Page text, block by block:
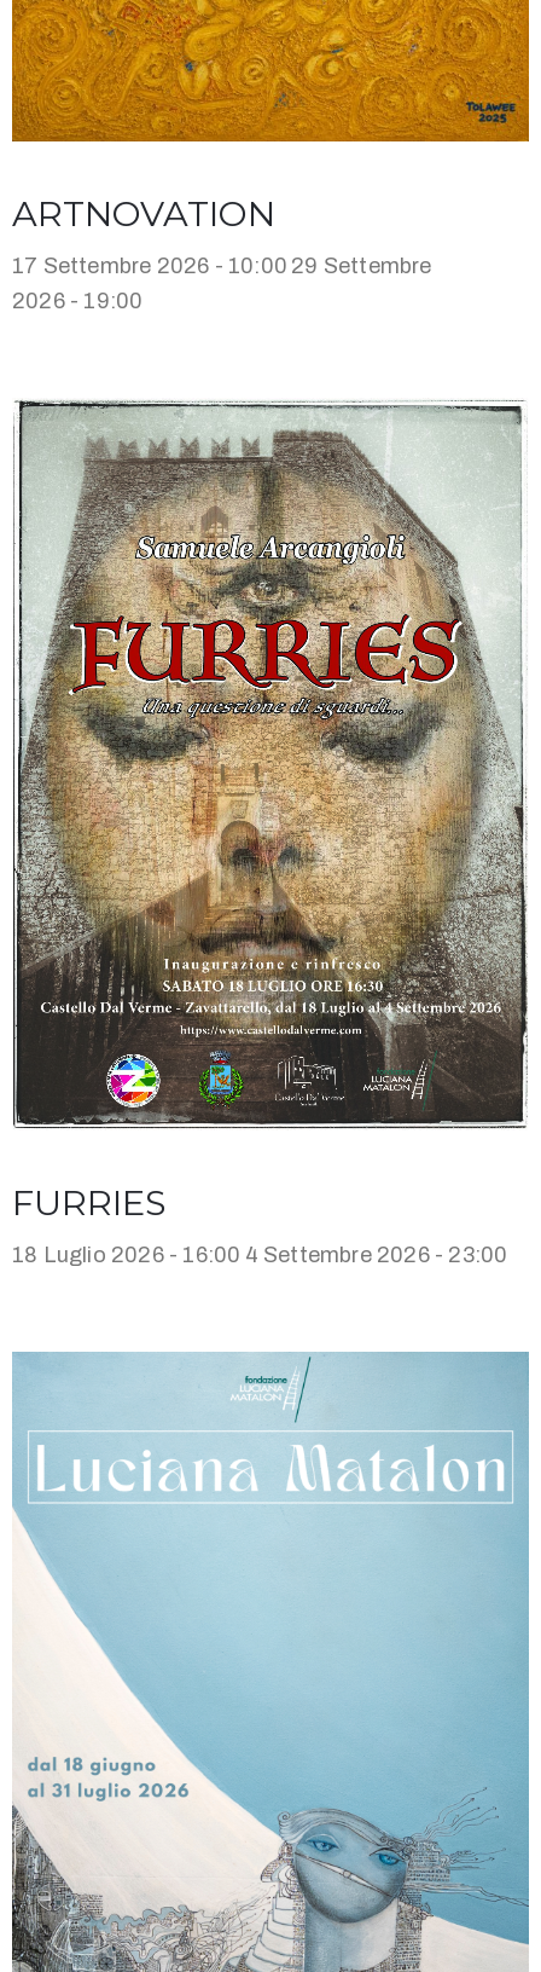
ARTNOVATION
17 Settembre 2026 - 10:00 29 Settembre
2026 - 19:00
FURRIES
18 Luglio 2026 - 16:00 4 Settembre 2026 - 23:00